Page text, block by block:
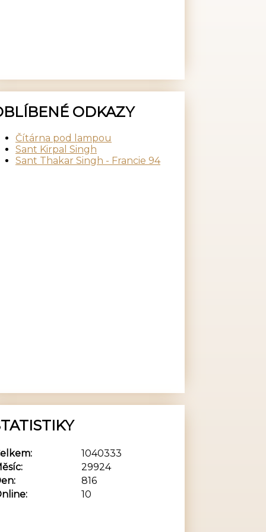
ODKAZY
Čítárna pod lampou
Sant Kirpal Singh
Sant Thakar Singh - Francie 94
10
1040333
29924
816